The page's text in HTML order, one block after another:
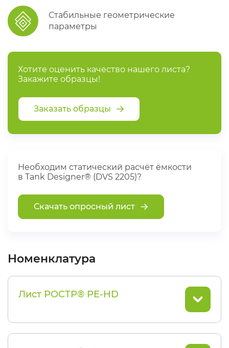
Стабильные геометрические
параметры
Хотите оценить качество нашего листа?
Закажите образцы!
Заказать образцы
Необходим статический расчёт ёмкости
в Tank Designer® (DVS 2205)?
Скачать опросный лист
Номенклатура
Лист РОСТР® PE-HD